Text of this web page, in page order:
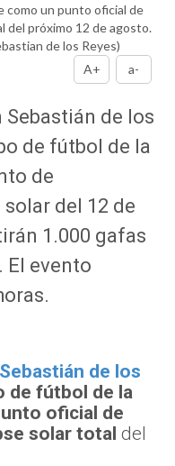
como un punto oficial de
del próximo 12 de agosto.
de los Reyes)
A+
a-
Sebastián de los
de fútbol de la
de
del 12 de
1.000 gafas
El evento
de los
de fútbol de la
oficial de
solar total del